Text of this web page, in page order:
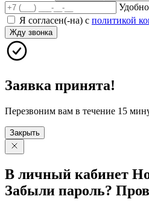
Я согласен(-на) с политикой
Жду звонка
Заявка принята!
Перезвоним вам в течение 15
Закрыть
В личный кабинет
Забыли пароль?